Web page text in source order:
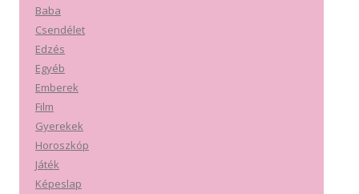
Baba
Csendélet
Edzés
Egyéb
Emberek
Film
Gyerekek
Horoszkóp
Játék
Képeslap